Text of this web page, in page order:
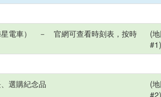
星電車） － 官網可查看時刻表，按時
(
#1)
選購紀念品
(
#2)